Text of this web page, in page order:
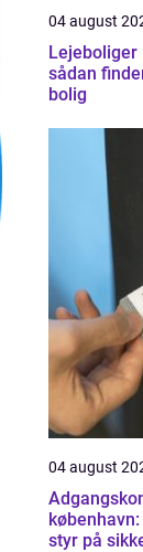
04 august
Lejeboliger
sådan
bolig
04 august
styr på